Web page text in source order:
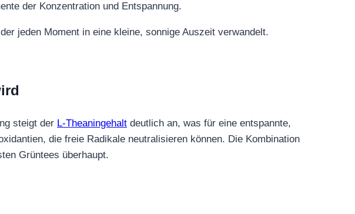
der Konzentration und Entspannung.
jeden Moment in eine kleine, sonnige Auszeit verwandelt.
steigt der L‑Theaningehalt deutlich an, was für eine entspannte,
die freie Radikale neutralisieren können. Die Kombination
Grüntees überhaupt.